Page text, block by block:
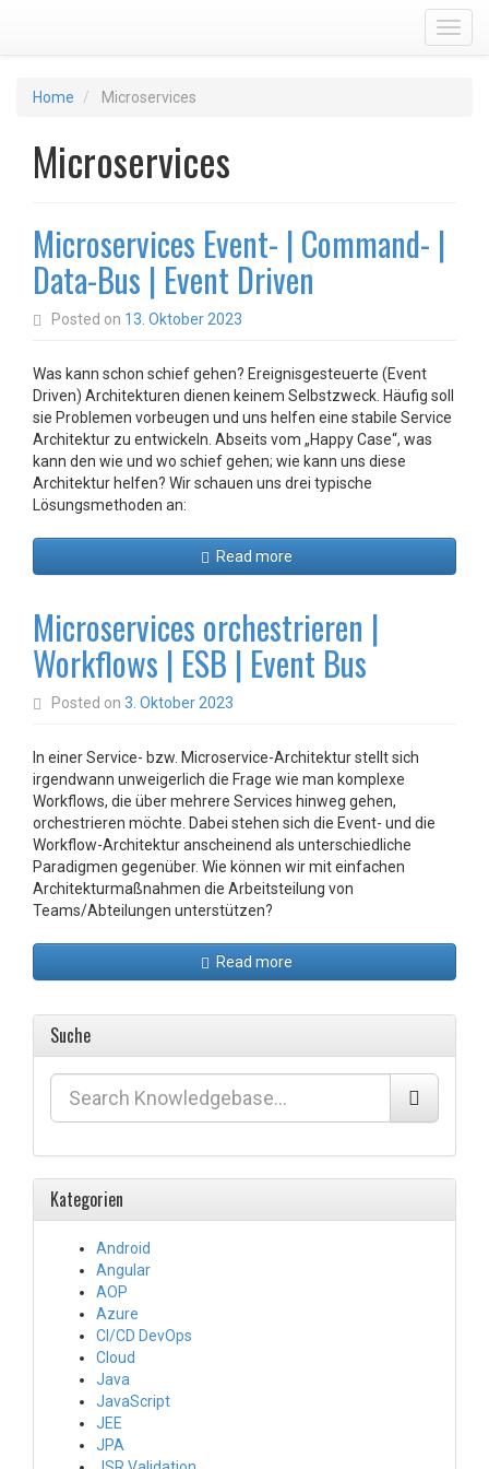
Home Microservices
Microservices
Microservices Event- | Command- |
Data-Bus | Event Driven
Posted on 13. Oktober 2023
Was kann schon schief gehen? Ereignisgesteuerte (Event
Driven) Architekturen dienen keinem Selbstzweck. Häufig soll
sie Problemen vorbeugen und uns helfen eine stabile Service
Architektur zu entwickeln. Abseits vom „Happy Case“, was
kann den wie und wo schief gehen; wie kann uns diese
Architektur helfen? Wir schauen uns drei typische
Lösungsmethoden an:
Read more
Microservices orchestrieren |
Workflows | ESB | Event Bus
Posted on 3. Oktober 2023
In einer Service- bzw. Microservice-Architektur stellt sich
irgendwann unweigerlich die Frage wie man komplexe
Workflows, die über mehrere Services hinweg gehen,
orchestrieren möchte. Dabei stehen sich die Event- und die
Workflow-Architektur anscheinend als unterschiedliche
Paradigmen gegenüber. Wie können wir mit einfachen
Architekturmaßnahmen die Arbeitsteilung von
Teams/Abteilungen unterstützen?
Read more
Suche
Kategorien
Android
Angular
AOP
Azure
CI/CD DevOps
Cloud
Java
JavaScript
JEE
JPA